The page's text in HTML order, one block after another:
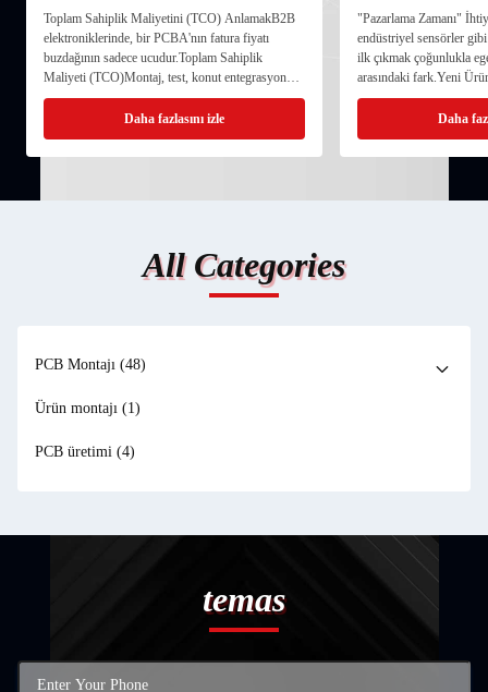
Yapım Entegrasyonu ile TCO'yu
Düşürmek
Toplam Sahiplik Maliyetini (TCO) AnlamakB2B
elektroniklerinde, bir PCBA'nın fatura fiyatı
buzdağının sadece ucudur.Toplam Sahiplik
Maliyeti (TCO)Montaj, test, konut entegrasyonu,
garanti onarımları ve hatta envantere bağlı sermaye
maliyeti de dahil.Yüksek değerli tek duraklı bir
ortak, sadece kart ...
Daha fazlasını izle
Nasıl Hızlandırır
"Pazarlama Zamanı"
endüstriyel sensörler
ilk çıkmak çoğunlukla
arasındaki fark.Yeni
genellikle mühendislik
gecikmezBir tek duraklı
üretim,ve geleneksel ...
Daha
All Categories
PCB Montajı (48)
Ürün montajı (1)
PCB üretimi (4)
temas